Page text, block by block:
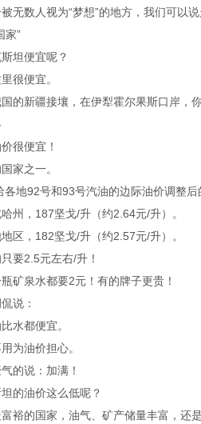
无数人视为“梦想”的地方，我们可以
家”
坦便宜呢？
很便宜。
的新疆接壤，在伊犁霍尔果斯口岸，
很便宜！
家之一。
各地92号和93号汽油的边际油价调整后
州，187坚戈/升（约2.64元/升）。
区，182坚戈/升（约2.57元/升）。
要2.5元左右/升！
矿泉水都要2元！有的牌子更贵！
说：
水都便宜。
为油价担心。
的说：加满！
的油价这么低呢？
裕的国家，油气、矿产储量丰富，还